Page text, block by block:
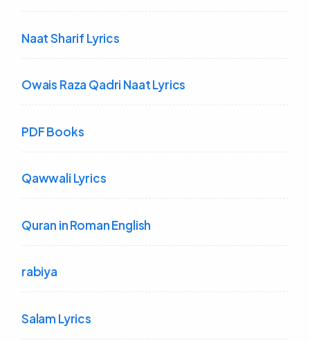
Naat Sharif Lyrics
Owais Raza Qadri Naat Lyrics
PDF Books
Qawwali Lyrics
Quran in Roman English
rabiya
Salam Lyrics